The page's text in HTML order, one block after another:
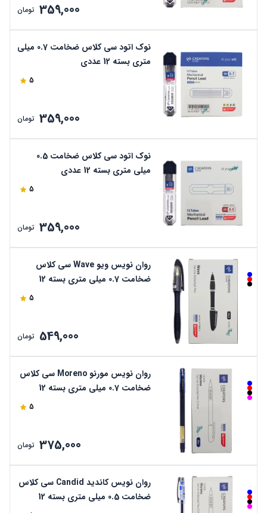
359,000 تومان
نوک اتود سی کلاس ضخامت 0.7 میلی
متری بسته 12 عددی
5
359,000 تومان
نوک اتود سی کلاس ضخامت 0.5
میلی متری بسته 12 عددی
5
359,000 تومان
روان نویس ویو Wave سی کلاس
ضخامت 0.7 میلی متری بسته 12
5
549,000 تومان
روان نویس مورنو Moreno سی کلاس
ضخامت 0.7 میلی متری بسته 12
5
375,000 تومان
روان نویس کاندید Candid سی کلاس
ضخامت 0.5 میلی متری بسته 12